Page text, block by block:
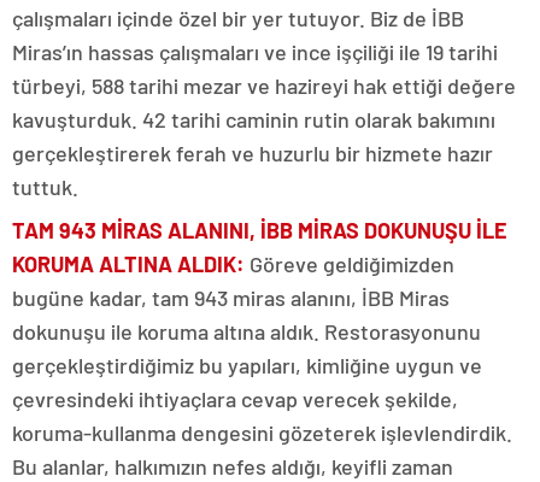
çalışmaları içinde özel bir yer tutuyor. Biz de İBB
Miras’ın hassas çalışmaları ve ince işçiliği ile 19 tarihi
türbeyi, 588 tarihi mezar ve hazireyi hak ettiği değere
kavuşturduk. 42 tarihi caminin rutin olarak bakımını
gerçekleştirerek ferah ve huzurlu bir hizmete hazır
tuttuk.
TAM 943 MİRAS ALANINI, İBB MİRAS DOKUNUŞU İLE
KORUMA ALTINA ALDIK: Göreve geldiğimizden
bugüne kadar, tam 943 miras alanını, İBB Miras
dokunuşu ile koruma altına aldık. Restorasyonunu
gerçekleştirdiğimiz bu yapıları, kimliğine uygun ve
çevresindeki ihtiyaçlara cevap verecek şekilde,
koruma-kullanma dengesini gözeterek işlevlendirdik.
Bu alanlar, halkımızın nefes aldığı, keyifli zaman